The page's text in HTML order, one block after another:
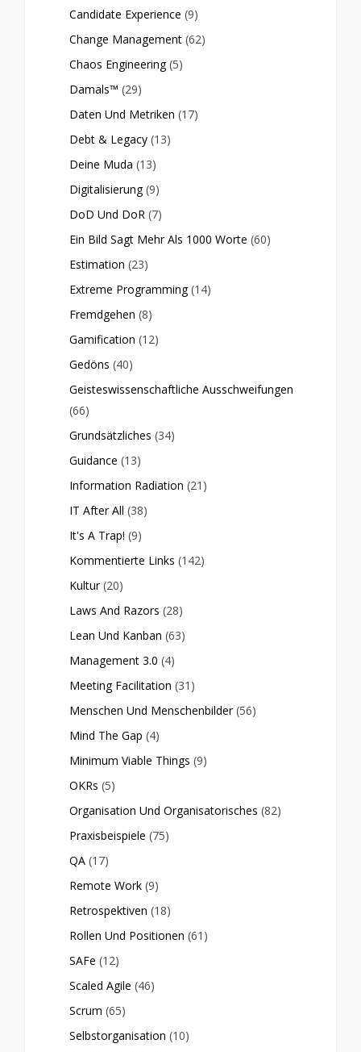
Candidate Experience (9)
Change Management (62)
Chaos Engineering (5)
Damals™ (29)
Daten Und Metriken (17)
Debt & Legacy (13)
Deine Muda (13)
Digitalisierung (9)
DoD Und DoR (7)
Ein Bild Sagt Mehr Als 1000 Worte (60)
Estimation (23)
Extreme Programming (14)
Fremdgehen (8)
Gamification (12)
Gedöns (40)
Geisteswissenschaftliche Ausschweifungen
(66)
Grundsätzliches (34)
Guidance (13)
Information Radiation (21)
IT After All (38)
It's A Trap! (9)
Kommentierte Links (142)
Kultur (20)
Laws And Razors (28)
Lean Und Kanban (63)
Management 3.0 (4)
Meeting Facilitation (31)
Menschen Und Menschenbilder (56)
Mind The Gap (4)
Minimum Viable Things (9)
OKRs (5)
Organisation Und Organisatorisches (82)
Praxisbeispiele (75)
QA (17)
Remote Work (9)
Retrospektiven (18)
Rollen Und Positionen (61)
SAFe (12)
Scaled Agile (46)
Scrum (65)
Selbstorganisation (10)